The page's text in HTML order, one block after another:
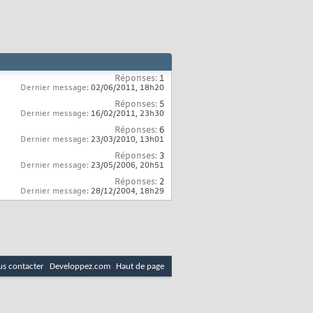
Réponses: 1
Dernier message: 02/06/2011, 18h20
Réponses: 5
Dernier message: 16/02/2011, 23h30
Réponses:6
Dernier message: 23/03/2010, 13h01
Réponses: 3
Dernier message: 23/05/2006, 20h51
Réponses: 2
Dernier message: 28/12/2004, 18h29
contacter Developpez.com Haut de page